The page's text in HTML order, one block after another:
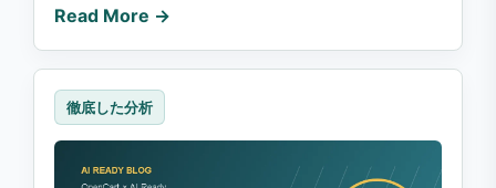
Read More →
徹底した分析